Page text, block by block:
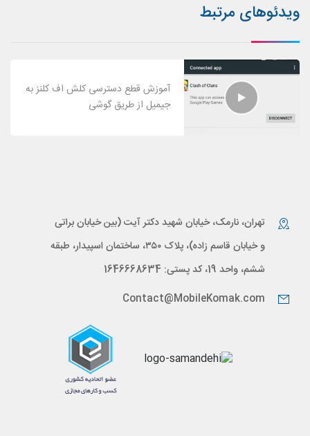
ویدئوهای مرتبط
آموزش قطع دسترسی کلش اف کلنز به
جیمیل از طریق گوشی
تهران، نارمک، خیابان شهید دکتر آیت (بین خیابان براتی
و خیابان قاسم زاده)، پلاک ۳۵۰، ساختمان اسپیدار، طبقه
ششم، واحد 19، کد پستی: 1646668634
Contact@MobileKomak.com